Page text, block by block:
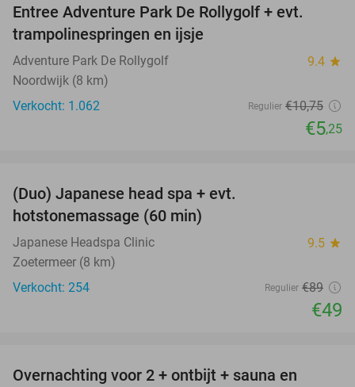
Entree Adventure Park De Rollygolf + evt.
trampolinespringen en ijsje
Adventure Park De Rollygolf 9.4 star
Noordwijk (8 km)
Verkocht: 1.062
Regulier €10,75
€5,25
(Duo) Japanese head spa + evt.
hotstonemassage (60 min)
Japanese Headspa Clinic 9.5 star
Zoetermeer (8 km)
Verkocht: 254
Regulier €89
€49
Overnachting voor 2 + ontbijt + sauna en